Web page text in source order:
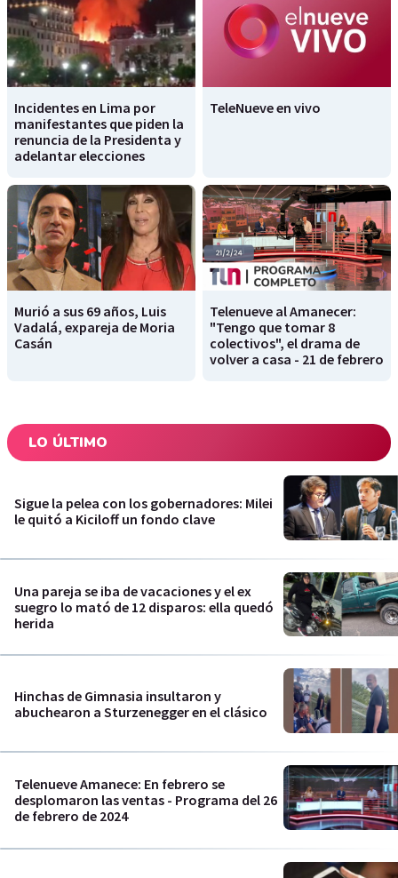
Incidentes en Lima por
manifestantes que piden la
renuncia de la Presidenta y
adelantar elecciones
TeleNueve en vivo
Murió a sus 69 años, Luis
Vadalá, expareja de Moria
Casán
Telenueve al Amanecer:
"Tengo que tomar 8
colectivos", el drama de
volver a casa - 21 de febrero
LO ÚLTIMO
Sigue la pelea con los gobernadores: Milei
le quitó a Kiciloff un fondo clave
Una pareja se iba de vacaciones y el ex
suegro lo mató de 12 disparos: ella quedó
herida
Hinchas de Gimnasia insultaron y
abuchearon a Sturzenegger en el clásico
Telenueve Amanece: En febrero se
desplomaron las ventas - Programa del 26
de febrero de 2024